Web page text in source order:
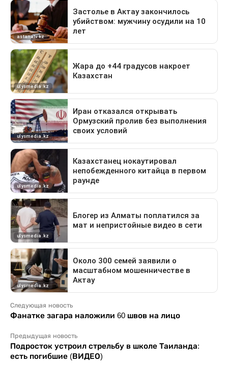
Следующая новость
Фанатке загара наложили 60 швов на лицо
Предыдущая новость
Подросток устроил стрельбу в школе Таиланда:
есть погибшие (ВИДЕО)